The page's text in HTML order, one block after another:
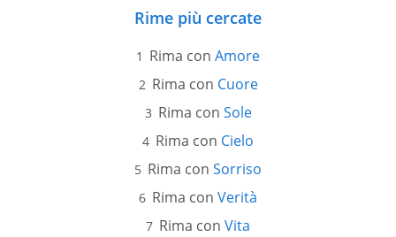
Rime più cercate
Rima con Amore
Rima con Cuore
Rima con Sole
Rima con Cielo
Rima con Sorriso
Rima con Verità
Rima con Vita